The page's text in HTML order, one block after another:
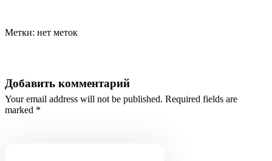
Метки: нет меток
Добавить комментарий
Your email address will not be published. Required fields are
marked *